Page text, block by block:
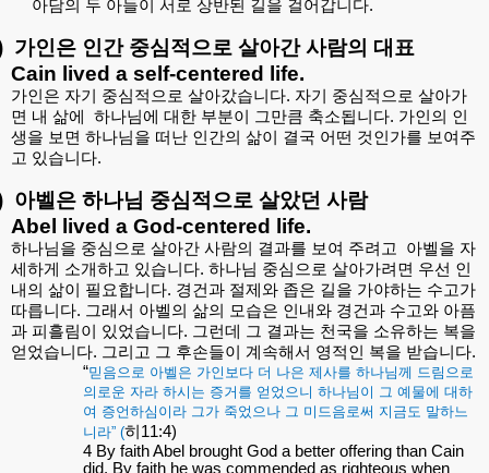
아담의 두 아들이 서로 상반된 길을 걸어갑니다.
가인은 인간 중심적으로 살아간 사람의 대표
Cain lived a self-centered life.
가인은 자기 중심적으로 살아갔습니다. 자기 중심적으로 살아가
면 내 삶에 하나님에 대한 부분이 그만큼 축소됩니다. 가인의 인
생을 보면 하나님을 떠난 인간의 삶이 결국 어떤 것인가를 보여주
고 있습니다.
아벨은 하나님 중심적으로 살았던 사람
Abel lived a God-centered life.
하나님을 중심으로 살아간 사람의 결과를 보여 주려고 아벨을 자
세하게
소개하고 있습니다. 하나님 중심으로 살아가려면 우선 인
내의 삶이 필요합니다. 경건과 절제와 좁은 길을 가야하는 수고가
따릅니다. 그래서 아벨의 삶의 모습은 인내와 경건과 수고와 아픔
과 피흘림이 있었습니다. 그런데 그 결과는 천국을 소유하는 복을
얻었습니다. 그리고 그 후손들이 계속해서 영적인 복을 받습니다.
“믿음으로 아벨은 가인보다 더 나은 제사를 하나님께 드림으로
의로운 자라 하시는 증거를 얻었으니 하나님이 그 예물에 대하
여 증언하심이라 그가 죽었으나 그 미드음로써 지금도 말하느
니라” (히 11:4)
4 By faith Abel brought God a better offering than Cain
did. By faith he was commended as righteous when